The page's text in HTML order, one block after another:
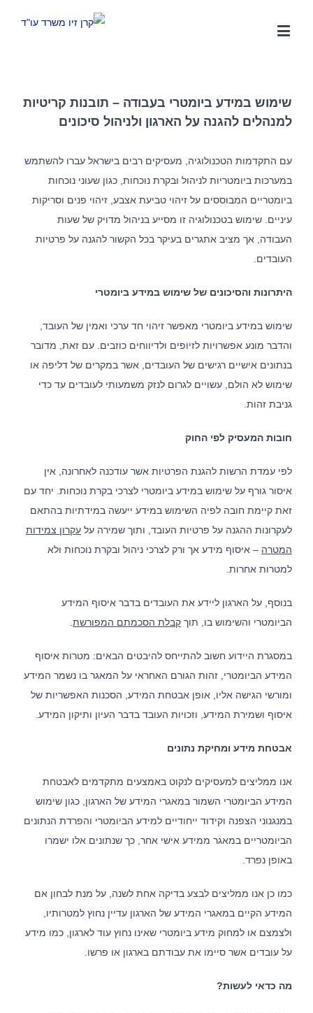
שימוש במידע ביומטרי בעבודה – תובנות קריטיות
למנהלים להגנה על הארגון ולניהול סיכונים
עם התקדמות הטכנולוגיה, מעסיקים רבים בישראל עברו להשתמש
במערכות ביומטריות לניהול ובקרת נוכחות, כגון שעוני נוכחות
ביומטריים המבוססים על זיהוי טביעת אצבע, זיהוי פנים וסריקות
עיניים. שימוש בטכנולוגיה זו מסייע בניהול מדויק של שעות
העבודה, אך מציב אתגרים בעיקר בכל הקשור להגנה על פרטיות
העובדים.
היתרונות והסיכונים של שימוש במידע ביומטרי
שימוש במידע ביומטרי מאפשר זיהוי חד ערכי ואמין של העובד,
והדבר מונע אפשרויות לזיופים ולדיווחים כוזבים. עם זאת, מדובר
בנתונים אישיים רגישים של העובדים, אשר במקרים של דליפה או
שימוש לא הולם, עשויים לגרום לנזק משמעותי לעובדים עד כדי
גניבת זהות.
חובות המעסיק לפי החוק
לפי עמדת הרשות להגנת הפרטיות אשר עודכנה לאחרונה, אין
איסור גורף על שימוש במידע ביומטרי לצרכי בקרת נוכחות. יחד עם
זאת קיימת חובה לפיה השימוש במידע ייעשה במידתיות בהתאם
לעקרונות ההגנה על פרטיות העובד, ותוך שמירה על עקרון צמידות
המטרה – איסוף מידע אך ורק לצרכי ניהול ובקרת נוכחות ולא
למטרות אחרות.
בנוסף, על הארגון ליידע את העובדים בדבר איסוף המידע
הביומטרי והשימוש בו, תוך קבלת הסכמתם המפורשת
במסגרת היידוע חשוב להתייחס להיבטים הבאים: מטרות איסוף
המידע הביומטרי, זהות הגורם האחראי על המאגר בו נשמר המידע
ומורשי הגישה אליו, אופן אבטחת המידע, הסכנות האפשריות של
איסוף ושמירת המידע, וזכויות העובד בדבר העיון ותיקון המידע.
אבטחת מידע ומחיקת נתונים
אנו ממליצים למעסיקים לנקוט באמצעים מתקדמים לאבטחת
המידע הביומטרי השמור במאגרי המידע של הארגון, כגון שימוש
במנגנוני הצפנה וקידוד ייחודיים למידע הביומטרי והפרדת הנתונים
הביומטריים במאגר ממידע אישי אחר, כך שנתונים אלו ישמרו
באופן נפרד.
כמו כן אנו ממליצים לבצע בדיקה אחת לשנה, על מנת לבחון אם
המידע הקיים במאגרי המידע של הארגון עדיין נחוץ למטרותיו,
ולצמצם או למחוק מידע ביומטרי שאינו נחוץ עוד לארגון, כמו מידע
על עובדים אשר סיימו את עבודתם בארגון או פרשו.
מה כדאי לעשות?אודות המשרד